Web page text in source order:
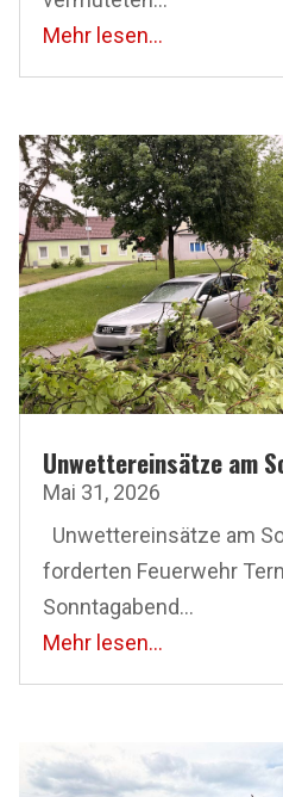
Mehr lesen...
Unwettereinsätze am
Mai 31, 2026
Unwettereinsätze am
forderten Feuerwehr
Sonntagabend...
Mehr lesen...